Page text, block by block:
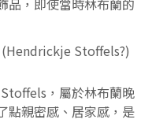
品，即使當時林布蘭的
Stoffels?)
，屬於林布蘭晚
點親密感、居家感，是